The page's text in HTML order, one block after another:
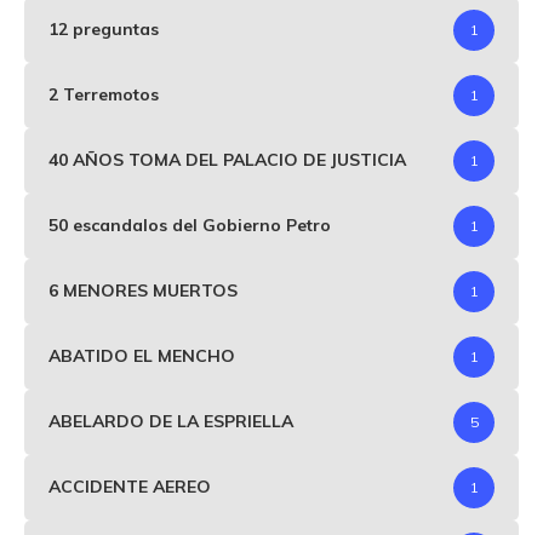
12 preguntas 1
2 Terremotos 1
40 AÑOS TOMA DEL PALACIO DE JUSTICIA 1
50 escandalos del Gobierno Petro 1
6 MENORES MUERTOS 1
ABATIDO EL MENCHO 1
ABELARDO DE LA ESPRIELLA 5
ACCIDENTE AEREO 1